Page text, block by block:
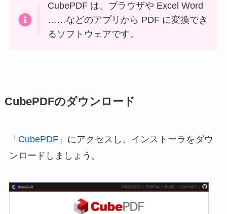
CubePDF は、ブラウザや Excel Word
……などのアプリから PDF に変換でき
るソフトウェアです。
CubePDFのダウンロード
「 CubePDF」にアクセスし、インストーラをダウ
ンロードしましょう。